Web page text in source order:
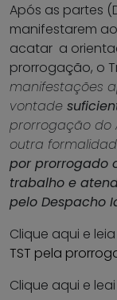
Após as partes
manifestarem
acatar a
prorrogação, o
manifestações
vontade
prorrogação do
outra
por prorrogado
trabalho e
pelo Despacho
Clique aqui e
TST pela
Clique aqui e